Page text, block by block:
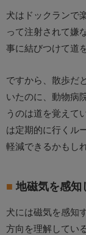
犬はドックランで
って注射されて嫌
事に結びつけて道
ですから、散歩だ
いたのに、動物病
うのは道を覚えて
は定期的に行くル
軽減できるかもし
地磁気を感知
犬には磁気を感知
方向を理解してい